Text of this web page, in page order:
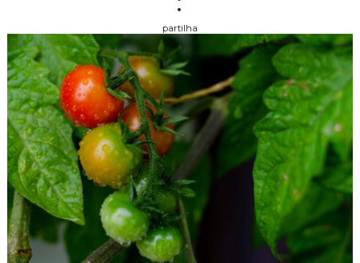
partilha